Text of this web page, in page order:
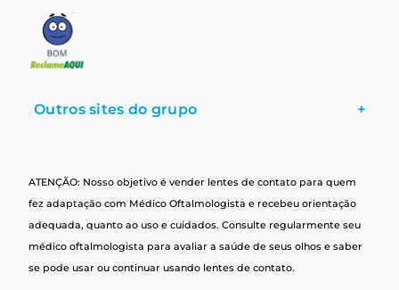
Outros sites do grupo +
ATENÇÃO: Nosso objetivo é vender lentes de contato para quem
fez adaptação com Médico Oftalmologista e recebeu orientação
adequada, quanto ao uso e cuidados. Consulte regularmente seu
médico oftalmologista para avaliar a saúde de seus olhos e saber
se pode usar ou continuar usando lentes de contato.